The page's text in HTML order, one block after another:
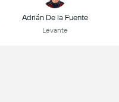
Adrián De la Fuente
Levante